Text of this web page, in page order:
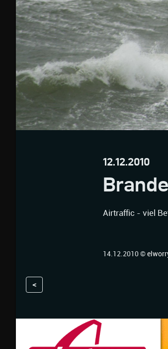
12.12.2010
Airtraffic - viel
14.12.2010 ©
<